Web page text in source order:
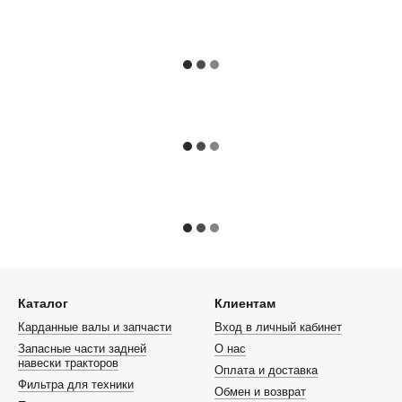
Каталог
Карданные валы и запчасти
Запасные части задней
навески тракторов
Фильтра для техники
Клиентам
Вход в личный кабинет
О нас
Оплата и доставка
Обмен и возврат